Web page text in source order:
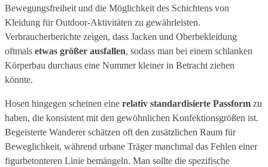
Bewegungsfreiheit und die Möglichkeit des Schichtens von
Kleidung für Outdoor-Aktivitäten zu gewährleisten.
Verbraucherberichte zeigen, dass Jacken und Oberbekleidung
oftmals etwas größer ausfallen, sodass man bei einem schlanken
Körperbau durchaus eine Nummer kleiner in Betracht ziehen
könnte.
Hosen hingegen scheinen eine relativ standardisierte Passform zu
haben, die konsistent mit den gewöhnlichen Konfektionsgrößen ist.
Begeisterte Wanderer schätzen oft den zusätzlichen Raum für
Beweglichkeit, während urbane Träger manchmal das Fehlen einer
figurbetonteren Linie bemängeln. Man sollte die spezifische